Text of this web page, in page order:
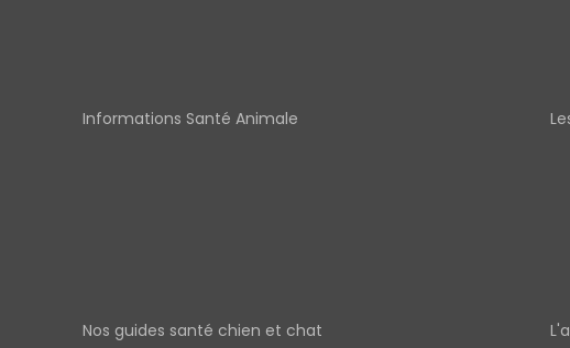
Informations Santé Animale
Nos guides santé chien et chat